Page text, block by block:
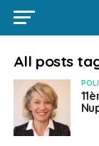
All posts